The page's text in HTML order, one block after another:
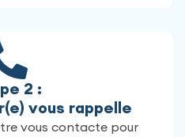
2 :
vous rappelle
vous contacte pour